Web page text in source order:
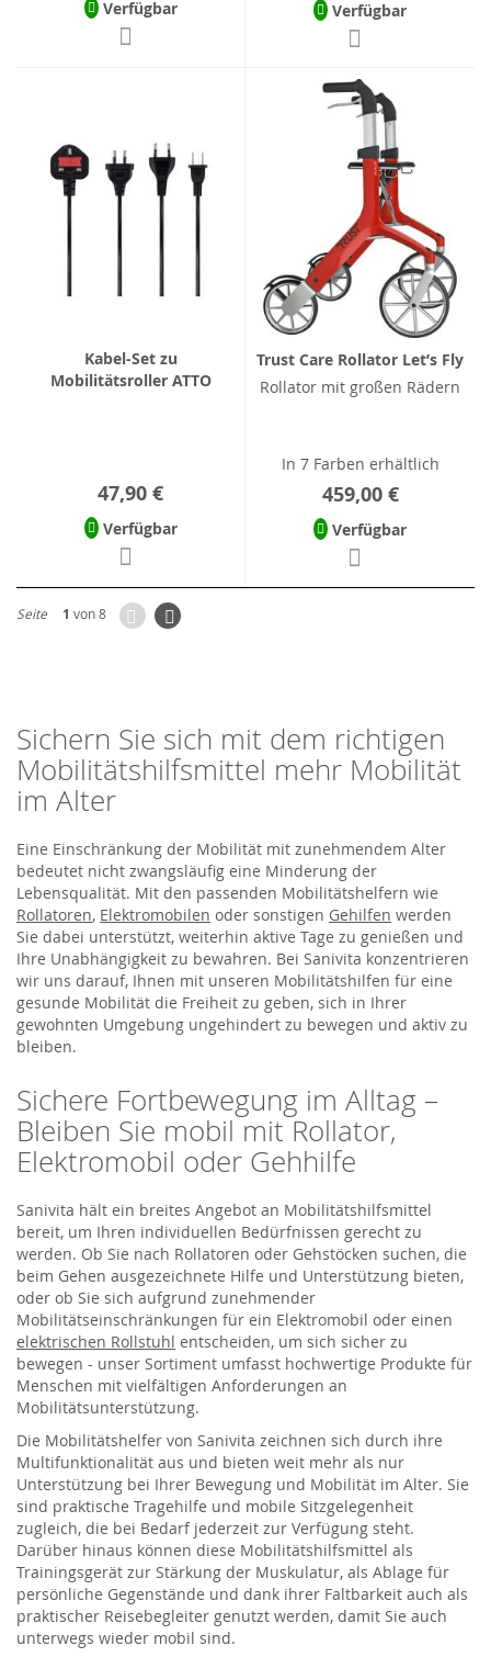
Verfügbar Verfügbar
Kabel-Set zu
Mobilitätsroller ATTO
47,90 €
Verfügbar
Trust Care Rollator Let’s Fly
Rollator mit großen Rädern
In 7 Farben erhältlich
459,00 €
Verfügbar
Seite 1 von 8 ZurückSeite
Weiter
Sichern Sie sich mit dem richtigen
Mobilitätshilfsmittel mehr Mobilität
im Alter
Eine Einschränkung der Mobilität mit zunehmendem Alter
bedeutet nicht zwangsläufig eine Minderung der
Lebensqualität. Mit den passenden Mobilitätshelfern wie
Rollatoren, Elektromobilen oder sonstigen Gehilfen werden
Sie dabei unterstützt, weiterhin aktive Tage zu genießen und
Ihre Unabhängigkeit zu bewahren. Bei Sanivita konzentrieren
wir uns darauf, Ihnen mit unseren Mobilitätshilfen für eine
gesunde Mobilität die Freiheit zu geben, sich in Ihrer
gewohnten Umgebung ungehindert zu bewegen und aktiv zu
bleiben.
Sichere Fortbewegung im Alltag –
Bleiben Sie mobil mit Rollator,
Elektromobil oder Gehhilfe
Sanivita hält ein breites Angebot an Mobilitätshilfsmittel
bereit, um Ihren individuellen Bedürfnissen gerecht zu
werden. Ob Sie nach Rollatoren oder Gehstöcken suchen, die
beim Gehen ausgezeichnete Hilfe und Unterstützung bieten,
oder ob Sie sich aufgrund zunehmender
Mobilitätseinschränkungen für ein Elektromobil oder einen
elektrischen Rollstuhl entscheiden, um sich sicher zu
bewegen - unser Sortiment umfasst hochwertige Produkte für
Menschen mit vielfältigen Anforderungen an
Mobilitätsunterstützung.
Die Mobilitätshelfer von Sanivita zeichnen sich durch ihre
Multifunktionalität aus und bieten weit mehr als nur
Unterstützung bei Ihrer Bewegung und Mobilität im Alter. Sie
sind praktische Tragehilfe und mobile Sitzgelegenheit
zugleich, die bei Bedarf jederzeit zur Verfügung steht.
Darüber hinaus können diese Mobilitätshilfsmittel als
Trainingsgerät zur Stärkung der Muskulatur, als Ablage für
persönliche Gegenstände und dank ihrer Faltbarkeit auch als
praktischer Reisebegleiter genutzt werden, damit Sie auch
unterwegs wieder mobil sind.